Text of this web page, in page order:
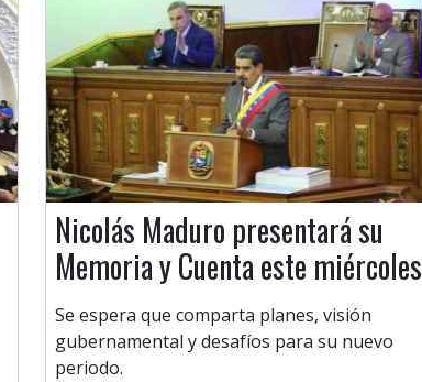
Nicolás Maduro presentará su
Memoria y Cuenta este miércoles
Se espera que comparta planes, visión
gubernamental y desafíos para su nuevo
periodo.